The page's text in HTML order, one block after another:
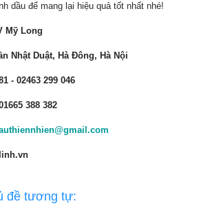
dầu để mang lại hiệu quả tốt nhất nhé!
Mỹ Long
Nhật Duật, Hà Đông, Hà Nội
- 02463 299 046
388 382
đề tương tự: